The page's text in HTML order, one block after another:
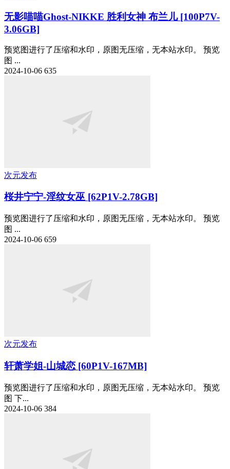
无影喵喵Ghost-NIKKE 胜利女神 布兰儿 [100P7V-
3.06GB]
预览图进行了压缩和水印，原图无压缩，无本站水印。 预览
图 ...
2024-10-06 635
次元发布
桜井宁宁-淫纹女巫 [62P1V-2.78GB]
预览图进行了压缩和水印，原图无压缩，无本站水印。 预览
图 ...
2024-10-06 659
次元发布
轩萧学姐-山城恋 [60P1V-167MB]
预览图进行了压缩和水印，原图无压缩，无本站水印。 预览
图 下...
2024-10-06 384